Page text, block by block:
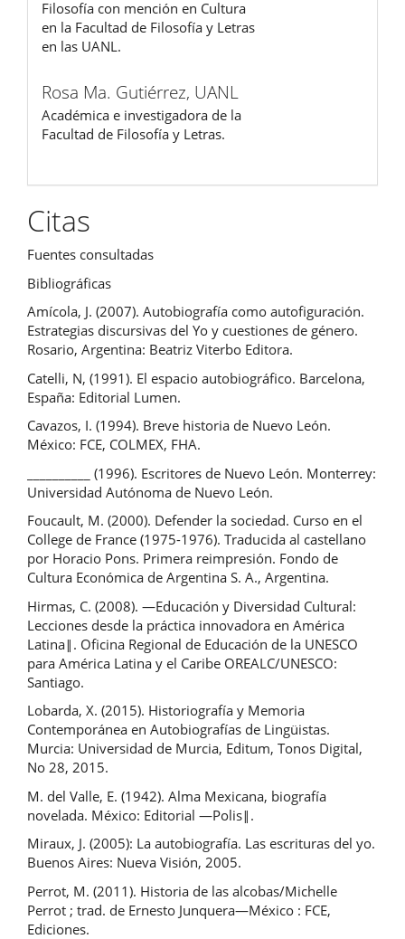
Filosofía con mención en Cultura
en la Facultad de Filosofía y Letras
en las UANL.
Rosa Ma. Gutiérrez, UANL
Académica e investigadora de la
Facultad de Filosofía y Letras.
Citas
Fuentes consultadas
Bibliográficas
Amícola, J. (2007). Autobiografía como autofiguración.
Estrategias discursivas del Yo y cuestiones de género.
Rosario, Argentina: Beatriz Viterbo Editora.
Catelli, N, (1991). El espacio autobiográfico. Barcelona,
España: Editorial Lumen.
Cavazos, I. (1994). Breve historia de Nuevo León.
México: FCE, COLMEX, FHA.
__________ (1996). Escritores de Nuevo León. Monterrey:
Universidad Autónoma de Nuevo León.
Foucault, M. (2000). Defender la sociedad. Curso en el
College de France (1975-1976). Traducida al castellano
por Horacio Pons. Primera reimpresión. Fondo de
Cultura Económica de Argentina S. A., Argentina.
Hirmas, C. (2008). ―Educación y Diversidad Cultural:
Lecciones desde la práctica innovadora en América
Latina‖. Oficina Regional de Educación de la UNESCO
para América Latina y el Caribe OREALC/UNESCO:
Santiago.
Lobarda, X. (2015). Historiografía y Memoria
Contemporánea en Autobiografías de Lingüistas.
Murcia: Universidad de Murcia, Editum, Tonos Digital,
No 28, 2015.
M. del Valle, E. (1942). Alma Mexicana, biografía
novelada. México: Editorial ―Polis‖.
Miraux, J. (2005): La autobiografía. Las escrituras del yo.
Buenos Aires: Nueva Visión, 2005.
Perrot, M. (2011). Historia de las alcobas/Michelle
Perrot ; trad. de Ernesto Junquera—México : FCE,
Ediciones.